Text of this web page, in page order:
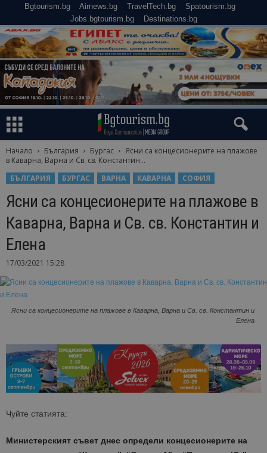
Bgtourism.bg Airnews.bg TravelTech.bg
Spatourism.bg
Jobs.bgtourism.bg
Destinations.bg
Начало България Бургас
Ясни са концесионерите на плажове
в Каварна, Варна и Св. св. Константин...
БЪЛГАРИЯ
БУРГАС ВАРНА КАВАРНА СОФИЯ
Ясни са концесионерите на плажове в
Каварна, Варна и Св. св. Константин и
Елена
17/03/2021 15:28
Ясни са концесионерите на плажове в Каварна, Варна и Св. св. Константин и
Елена
Чуйте статията:
Министерският съвет днес определи концесионерите на